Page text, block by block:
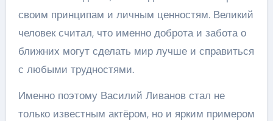
своим принципам и личным ценностям. Великий
человек считал, что именно доброта и забота о
ближних могут сделать мир лучше и справиться
с любыми трудностями.
Именно поэтому Василий Ливанов стал не
только известным актёром, но и ярким примером